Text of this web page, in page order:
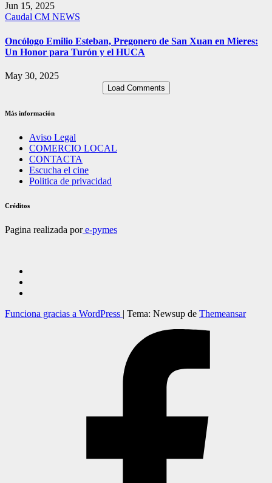
Jun 15, 2025
Caudal CM NEWS
Oncólogo Emilio Esteban, Pregonero de San Xuan en Mieres:
Un Honor para Turón y el HUCA
May 30, 2025
Load Comments
Más información
Aviso Legal
COMERCIO LOCAL
CONTACTA
Escucha el cine
Politica de privacidad
Créditos
Pagina realizada pore-pymes
Funciona gracias a WordPress | Tema: Newsup de Themeansar